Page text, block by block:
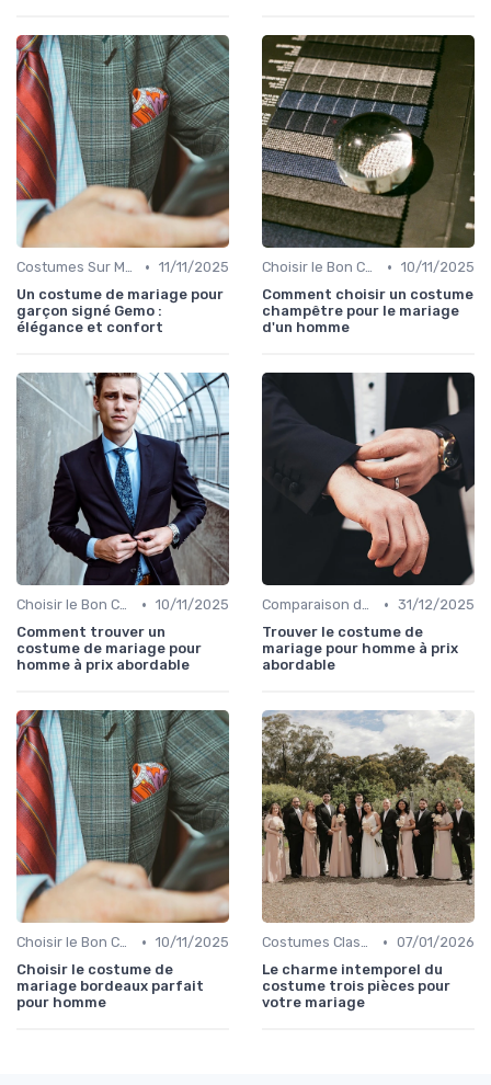
Costumes Sur Mesure • 11/11/2025
Un costume de mariage pour
garçon signé Gemo :
élégance et confort
Choisir le Bon Costume • 10/11/2025
Comment choisir un costume
champêtre pour le mariage
d'un homme
Choisir le Bon Costume • 10/11/2025
Comment trouver un
costume de mariage pour
homme à prix abordable
Comparaison de Prix et de Marques • 31/12/2025
Trouver le costume de
mariage pour homme à prix
abordable
Choisir le Bon Costume • 10/11/2025
Choisir le costume de
mariage bordeaux parfait
pour homme
Costumes Classiques • 07/01/2026
Le charme intemporel du
costume trois pièces pour
votre mariage